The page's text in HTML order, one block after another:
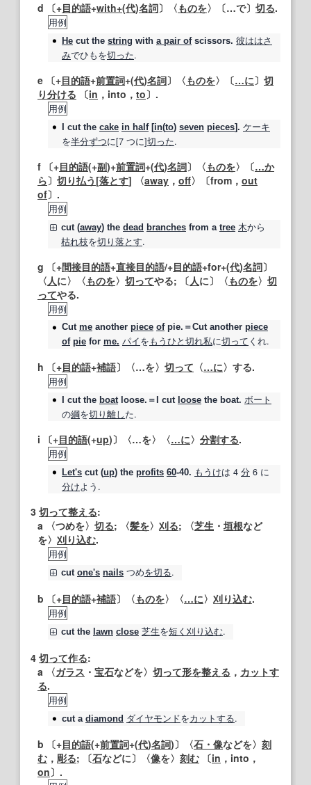
d 〔+目的語+with+(代)名詞〕〈ものを〉〔…で〕 切る.
用例
He cutthe string with a pair ofscissors. 彼ははさ
みでひもを切った.
e 〔+目的語+前置詞+(代)名詞〕〈ものを〉〔…に〕 切
り分ける 〔in ，into， to〕.
用例
cutthe cake in half[in(to) seven pieces]. ケーキ
を半分ずつに[7 つに]切った.
f 〔+目的語(+副)+前置詞+(代)名詞〕〈ものを〉〔…か
ら〕 切り払う [落とす] 〈away ， off〉〔from， out
of〕.
用例
cut(away) the dead branches from a tree 木から
枯れ枝を切り落とす.
g 〔+間接目的語+直接目的語/+目的語+for+(代)名詞〕
〈人に〉〈ものを〉 切ってやる; 〔人に〕〈ものを〉 切
ってやる.
用例
Cut me another piece ofpie.＝Cut another piece
of pie for me. パイをもうひと切れ私に切って くれ.
h 〔+目的語+補語〕〈…を〉 切って 〈…に〉する.
用例
cutthe boatloose.＝I cut loose the boat. ボート
の綱を切り離した.
i 〔+目的語(+up)〕〈…を〉〈…に〉 分割する.
用例
Let's cut(up) the profits 60‐40. もうけは 4 分 6 に
分けよう.
3 切って整える:
a 〈つめを〉 切る; 〈髪を〉 刈る; 〈芝生 ・ 垣根など
を〉 刈り込む.
用例
cut one's nails つめを切る.
b 〔+目的語+補語〕〈ものを〉〈…に〉 刈り込む.
用例
cutthe lawn close 芝生を短く 刈り込む.
4 切って作る:
a 〈ガラス ・ 宝石などを〉 切って形を整える ， カットす
る.
用例
cuta diamond ダイヤモンドをカットする.
b 〔+目的語(+前置詞+(代)名詞)〕〈石・像などを〉 刻
む ， 彫る; 〔石などに〕〈像を〉 刻む 〔in ，into，
on〕.